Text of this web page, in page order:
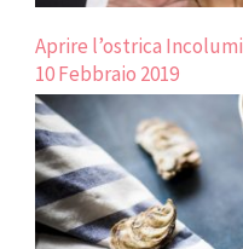
Aprire l’ostrica Incolumi
10 Febbraio 2019